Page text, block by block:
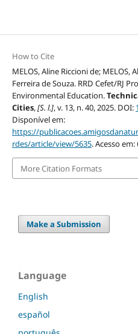
How to Cite
MELOS, Aline Riccioni de; MELOS,
Ferreira de Souza. RRD Cefet/RJ
Environmental Education.
Cities,[S. l.], v. 13, n. 40, 2025. DOI:
Disponível em:
https://
rdes/article/view/5635. Acesso em:
More Citation Formats
Make a Submission
Language
English
español